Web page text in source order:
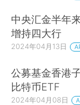
中央汇金半年
增持四大行
2024年04月13日
公募基金香港
比特币ETF
2024年04月08日